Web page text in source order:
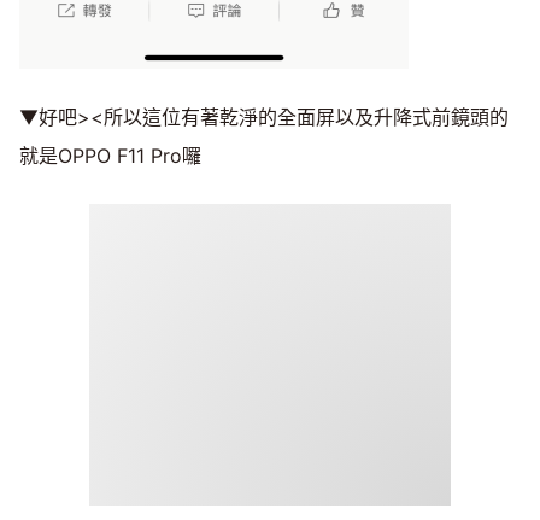
▼好吧><所以這位有著乾淨的全面屏以及升降式前鏡頭的
就是OPPO F11 Pro囉